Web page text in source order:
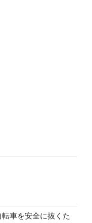
車を安全に抜くた